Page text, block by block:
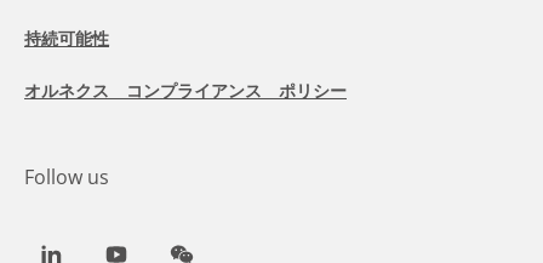
持続可能性
オルネクス コンプライアンス ポリシー
Follow us